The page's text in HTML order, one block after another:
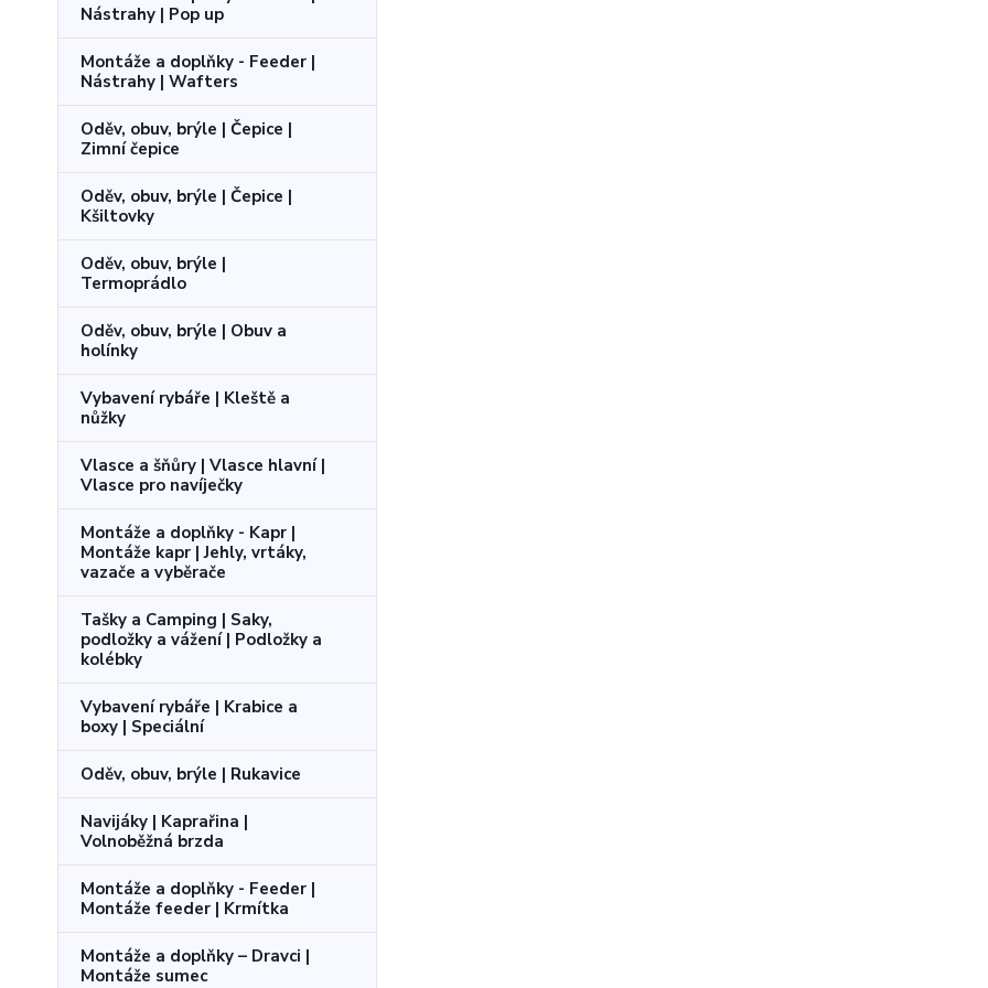
Nástrahy | Pop up
Montáže a doplňky - Feeder |
Nástrahy | Wafters
Oděv, obuv, brýle | Čepice |
Zimní čepice
Oděv, obuv, brýle | Čepice |
Kšiltovky
Oděv, obuv, brýle |
Termoprádlo
Oděv, obuv, brýle | Obuv a
holínky
Vybavení rybáře | Kleště a
nůžky
Vlasce a šňůry | Vlasce hlavní |
Vlasce pro navíječky
Montáže a doplňky - Kapr |
Montáže kapr | Jehly, vrtáky,
vazače a vyběrače
Tašky a Camping | Saky,
podložky a vážení | Podložky a
kolébky
Vybavení rybáře | Krabice a
boxy | Speciální
Oděv, obuv, brýle | Rukavice
Navijáky | Kaprařina |
Volnoběžná brzda
Montáže a doplňky - Feeder |
Montáže feeder | Krmítka
Montáže a doplňky – Dravci |
Montáže sumec